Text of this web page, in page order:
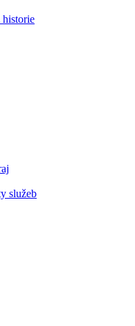
historie
služeb